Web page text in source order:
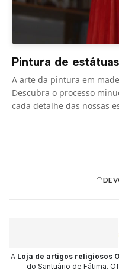
Pintura de estátuas
A arte da pintura em
Descubra o processo
cada detalhe das nossas
DE
A Loja de artigos religiosos
do Santuário de Fátima.